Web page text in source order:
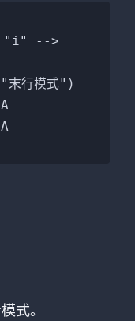
式。